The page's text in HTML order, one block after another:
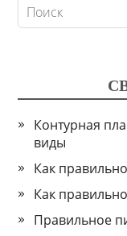
Контурная
виды
Как
Как
Правильное